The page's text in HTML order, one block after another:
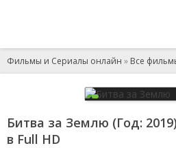
Фильмы и Сериалы онлайн » Все
Битва за Землю (Год:
в Full HD